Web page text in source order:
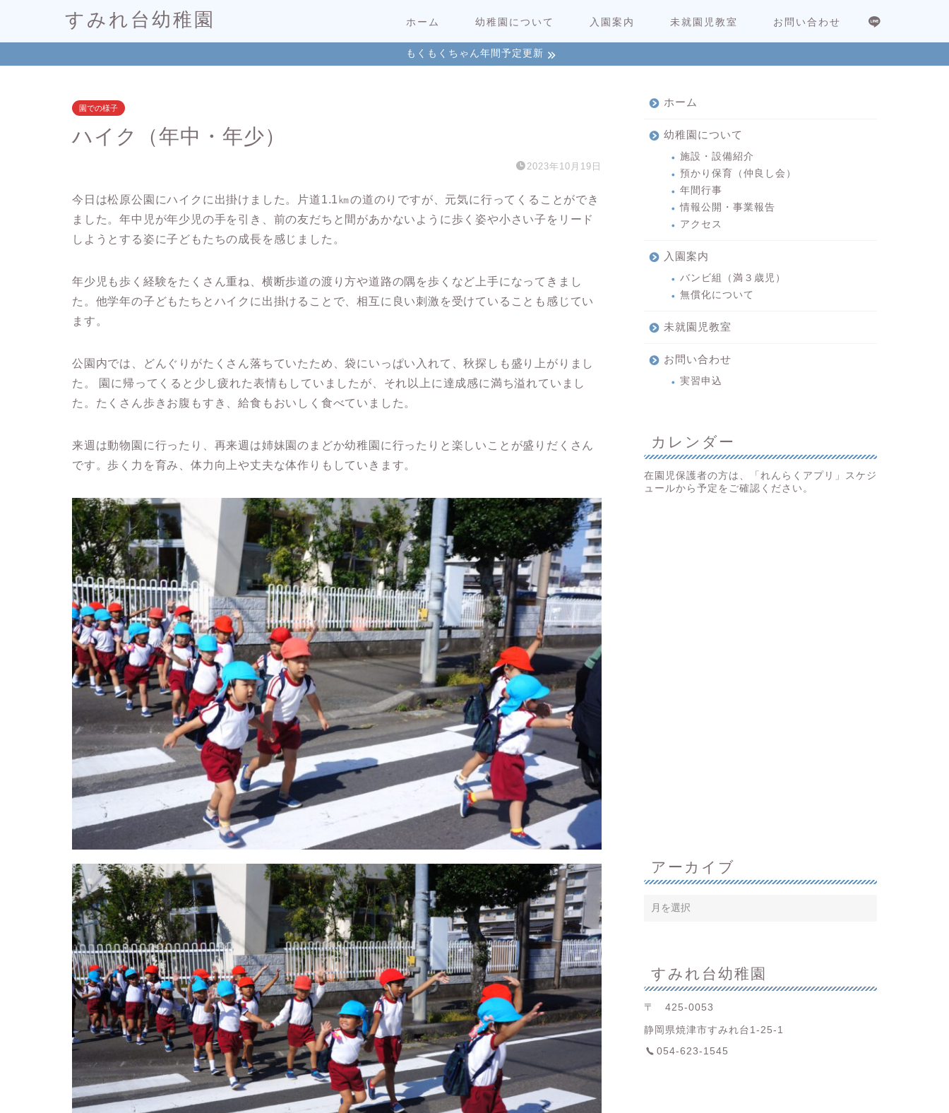
すみれ台幼稚園 ホーム 幼稚園について 入園案内 未就園児教室 お問い合わせ
もくもくちゃん年間予定更新
園での様子
ハイク（年中・年少）
2023年10月19日
今日は松原公園にハイクに出掛けました。片道1.1㎞の道のりですが、元気に行ってくることができ
ました。年中児が年少児の手を引き、前の友だちと間があかないように歩く姿や小さい子をリード
しようとする姿に子どもたちの成長を感じました。
年少児も歩く経験をたくさん重ね、横断歩道の渡り方や道路の隅を歩くなど上手になってきまし
た。他学年の子どもたちとハイクに出掛けることで、相互に良い刺激を受けていることも感じてい
ます。
公園内では、どんぐりがたくさん落ちていたため、袋にいっぱい入れて、秋探しも盛り上がりまし
た。 園に帰ってくると少し疲れた表情もしていましたが、それ以上に達成感に満ち溢れていまし
た。たくさん歩きお腹もすき、給食もおいしく食べていました。
来週は動物園に行ったり、再来週は姉妹園のまどか幼稚園に行ったりと楽しいことが盛りだくさん
です。歩く力を育み、体力向上や丈夫な体作りもしていきます。
ホーム
幼稚園について
施設・設備紹介
預かり保育（仲良し会）
年間行事
情報公開・事業報告
アクセス
入園案内
バンビ組（満３歳児）
無償化について
未就園児教室
お問い合わせ
実習申込
カレンダー
在園児保護者の方は、「れんらくアプリ」スケジ
ュールから予定をご確認ください。
アーカイブ
すみれ台幼稚園
〒 425-0053
静岡県焼津市すみれ台1-25-1
054-623-1545